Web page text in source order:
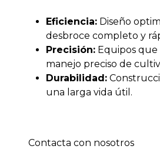
Eficiencia: Diseño
desbroce completo y
Precisión: Equipos
manejo preciso de
Durabilidad:
una larga vida útil.
Contacta con nosotros